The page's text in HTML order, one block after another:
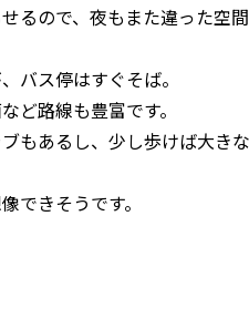
るので、夜もまた違った空間
バス停はすぐそば。
ど路線も豊富です。
もあるし、少し歩けば大きな
できそうです。